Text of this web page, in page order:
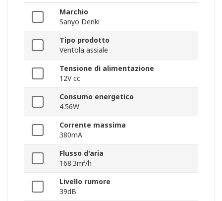
Marchio
Sanyo Denki
Tipo prodotto
Ventola assiale
Tensione di alimentazione
12V cc
Consumo energetico
4.56W
Corrente massima
380mA
Flusso d'aria
168.3m³/h
Livello rumore
39dB